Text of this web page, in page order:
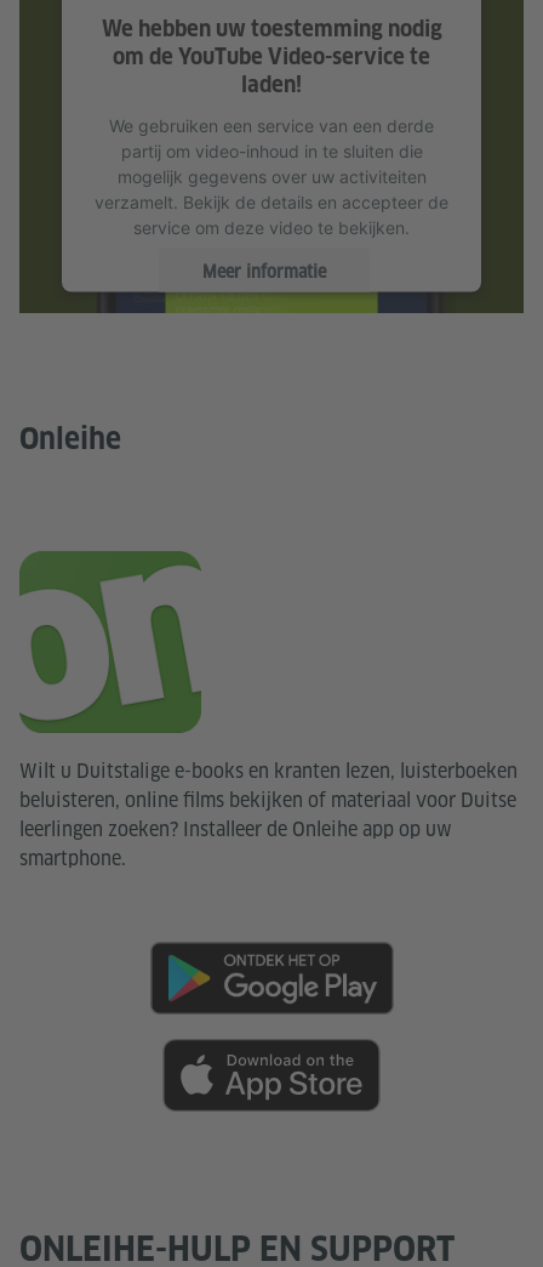
We hebben uw toestemming nodig
om de YouTube Video-service te
laden!
We gebruiken een service van een derde
partij om video-inhoud in te sluiten die
mogelijk gegevens over uw activiteiten
verzamelt. Bekijk de details en accepteer de
service om deze video te bekijken.
Meer informatie
Goethe-Institut
Onleihe
Wilt u Duitstalige e-books en kranten lezen, luisterboeken
beluisteren, online films bekijken of materiaal voor Duitse
leerlingen zoeken? Installeer de Onleihe app op uw
smartphone.
ONLEIHE-HULP EN SUPPORT